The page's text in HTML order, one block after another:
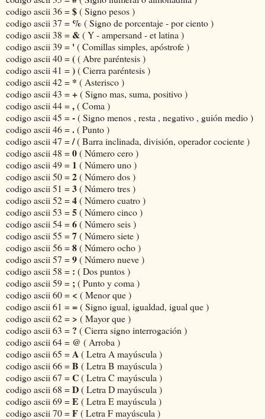
codigo ascii 36 =$( Signo pesos )
codigo ascii 37 = % ( Signo de porcentaje - por ciento )
codigo ascii 38 = &( Y - ampersand - et latina )
codigo ascii 39 = '( Comillas simples, apóstrofe )
codigo ascii 40 =(( Abre paréntesis )
codigo ascii 41 =)( Cierra paréntesis )
codigo ascii 42 = * ( Asterisco )
codigo ascii 43 =+( Signo mas, suma, positivo )
codigo ascii 44 =,( Coma )
codigo ascii 45 =-( Signo menos , resta , negativo , guión medio )
codigo ascii 46 =.( Punto )
codigo ascii 47 =/( Barra inclinada, división, operador cociente )
codigo ascii 48 =0( Número cero )
codigo ascii 49 = 1 ( Número uno )
codigo ascii 50 =2( Número dos )
codigo ascii 51 =3( Número tres )
codigo ascii 52 =4( Número cuatro )
codigo ascii 53 =5( Número cinco )
codigo ascii 54 =6( Número seis )
codigo ascii 55 =7( Número siete )
codigo ascii 56 =8( Número ocho )
codigo ascii 57 =9( Número nueve )
codigo ascii 58 = : ( Dos puntos )
codigo ascii 59 = ;( Punto y coma )
codigo ascii 60 = < ( Menor que )
codigo ascii 61 ==( Signo igual, igualdad, igual que )
codigo ascii 62 = > ( Mayor que )
codigo ascii 63 = ? ( Cierra signo interrogación )
codigo ascii 64 = @ ( Arroba )
codigo ascii 65 =A( Letra A mayúscula )
codigo ascii 66 =B ( Letra B mayúscula )
codigo ascii 67 =C( Letra C mayúscula )
codigo ascii 68 =D( Letra D mayúscula )
codigo ascii 69 =E ( Letra E mayúscula )
codigo ascii 70 =F( Letra F mayúscula )